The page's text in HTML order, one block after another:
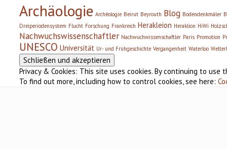
Archäologie Archéologie Beirut Beyrouth Blog Bodendenkmäler
Dreiperiodensystem Flucht Forschung Frankreich Herakleion Heraklion HiWi
Nachwuchswissenschaftler Nachwuchwissenschaftler Paris Promotion
UNESCO Universität Ur- und Frühgeschichte Vergangenheit Waterloo
Privacy & Cookies: This site uses cookies. By continuing to
To find out more, including how to control cookies, see here: